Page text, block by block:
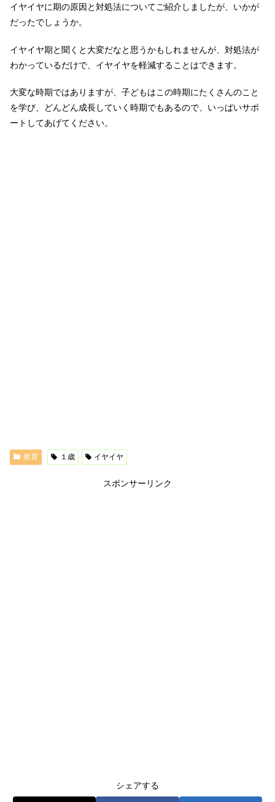
イヤイヤに期の原因と対処法についてご紹介しましたが、いかが
だったでしょうか。
イヤイヤ期と聞くと大変だなと思うかもしれませんが、対処法が
わかっているだけで、イヤイヤを軽減することはできます。
大変な時期ではありますが、子どもはこの時期にたくさんのこと
を学び、どんどん成長していく時期でもあるので、いっぱいサポ
ートしてあげてください。
教育 １歳 イヤイヤ
スポンサーリンク
シェアする